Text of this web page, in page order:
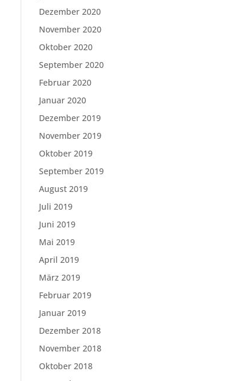
Dezember 2020
November 2020
Oktober 2020
September 2020
Februar 2020
Januar 2020
Dezember 2019
November 2019
Oktober 2019
September 2019
August 2019
Juli 2019
Juni 2019
Mai 2019
April 2019
März 2019
Februar 2019
Januar 2019
Dezember 2018
November 2018
Oktober 2018